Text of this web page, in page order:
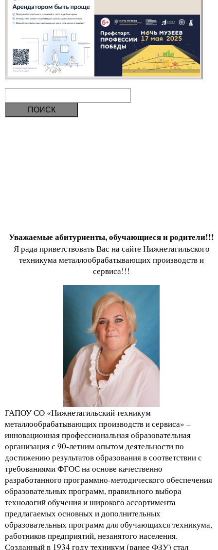
Уважаемые абитуриенты, обучающиеся и родители!!!
Я рада приветствовать Вас на сайте Нижнетагильского
техникума металлообрабатывающих производств и
сервиса!!!
ГАПОУ СО «Нижнетагильский техникум
металлообрабатывающих производств и сервиса» –
инновационная профессиональная образовательная
организация с 90-летним опытом деятельности по
достижению результатов образования в соответствии с
требованиями ФГОС на основе качественно
разработанного программно-методического обеспечения
образовательных программ, правильного выбора
технологий обучения и широкого ассортимента
предлагаемых основных и дополнительных
образовательных программ для обучающихся техникума,
работников предприятий, незанятого населения.
Созданный в 1934 году техникум (ранее ФЗУ) стал